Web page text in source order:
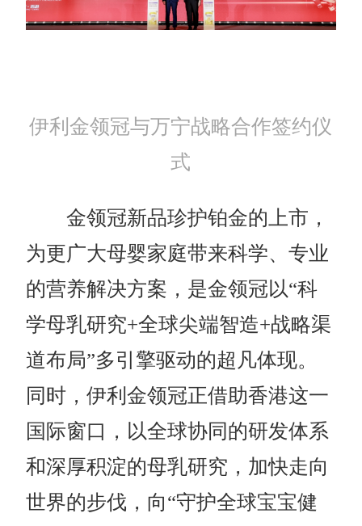
伊利金领冠与万宁战略合作签约仪
式
金领冠新品珍护铂金的上市，
为更广大母婴家庭带来科学、专业
的营养解决方案，是金领冠以“科
学母乳研究+全球尖端智造+战略渠
道布局”多引擎驱动的超凡体现。
同时，伊利金领冠正借助香港这一
国际窗口，以全球协同的研发体系
和深厚积淀的母乳研究，加快走向
世界的步伐，向“守护全球宝宝健